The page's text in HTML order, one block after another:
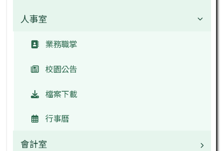
檔案下載
行事曆
網管專區
學生常用
教師常用
主題網站
檔案下載
行事曆
午餐中心
校園公告
檔案下載
行事曆
業務職掌
校園公告
檔案下載
行事曆
人事室
業務職掌
校園公告
檔案下載
行事曆
會計室